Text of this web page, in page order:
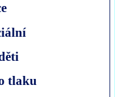
tlaku